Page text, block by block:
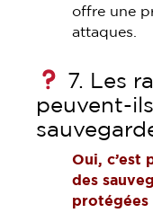
offre une
attaques.
7. Les
peuvent-
Oui, c’est
des
protégées